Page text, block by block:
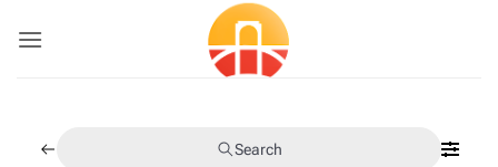
Search